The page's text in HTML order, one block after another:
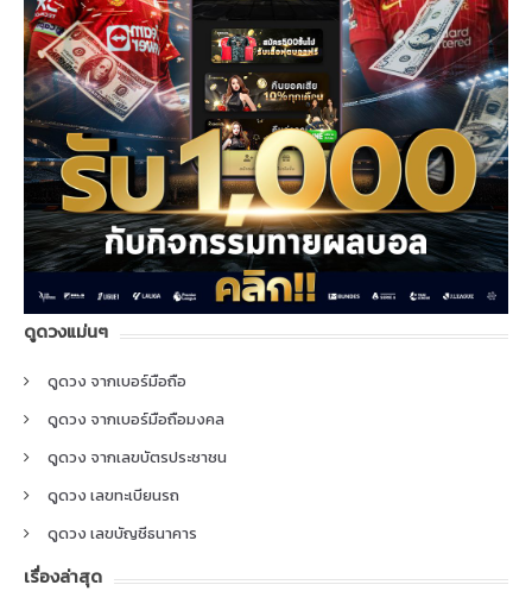
ดูดวงแม่นๆ
ดูดวง จากเบอร์มือถือ
ดูดวง จากเบอร์มือถือมงคล
ดูดวง จากเลขบัตรประชาชน
ดูดวง เลขทะเบียนรถ
ดูดวง เลขบัญชีธนาคาร
เรื่องล่าสุด